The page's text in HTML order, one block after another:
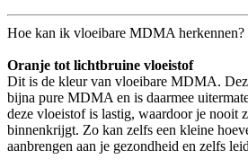
Hoe kan ik vloeibare MDMA herkennen?
Oranje tot lichtbruine vloeistof
Dit is de kleur van vloeibare MDMA.
bijna pure MDMA en is daarmee
deze vloeistof is lastig, waardoor je nooit
binnenkrijgt. Zo kan zelfs een kleine
aanbrengen aan je gezondheid en zelfs